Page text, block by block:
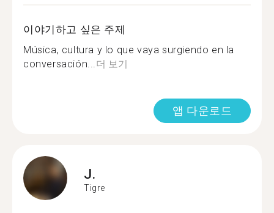
이야기하고 싶은 주제
Música, cultura y lo que vaya surgiendo en la
conversación...더 보기
앱 다운로드
J.
Tigre